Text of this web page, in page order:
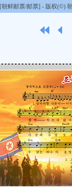
[朝鲜邮票/邮票] - 版权(©)